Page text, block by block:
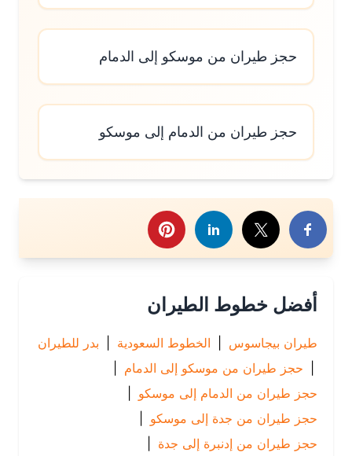
حجز طيران من موسكو إلى الدمام
حجز طيران من الدمام إلى موسكو
هذا الموضوع
أفضل خطوط الطيران
طيران بيجاسوس | الخطوط السعودية | بدر للطيران
حجز طيران من موسكو إلى الدمام
|
حجز طيران من الدمام إلى موسكو |
حجز طيران من جدة إلى موسكو |
حجز طيران من إدنبرة إلى جدة